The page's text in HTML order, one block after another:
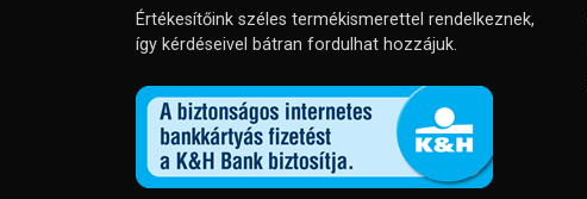
Értékesítőink széles termékismerettel rendelkeznek,
így kérdéseivel bátran fordulhat hozzájuk.